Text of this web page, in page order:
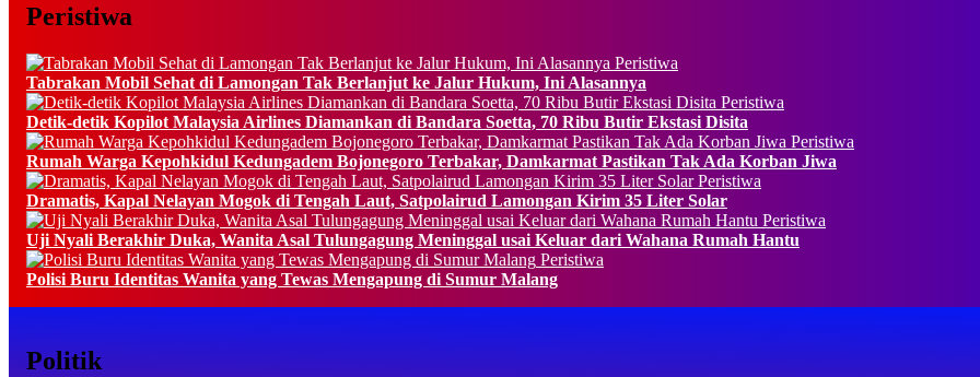
Peristiwa
Peristiwa
Tabrakan Mobil Sehat di Lamongan Tak Berlanjut ke Jalur Hukum, Ini Alasannya
Peristiwa
Detik-detik Kopilot Malaysia Airlines Diamankan di Bandara Soetta, 70 Ribu Butir Ekstasi Disita
Peristiwa
Rumah Warga Kepohkidul Kedungadem Bojonegoro Terbakar, Damkarmat Pastikan Tak Ada Korban Jiwa
Peristiwa
Dramatis, Kapal Nelayan Mogok di Tengah Laut, Satpolairud Lamongan Kirim 35 Liter Solar
Peristiwa
Uji Nyali Berakhir Duka, Wanita Asal Tulungagung Meninggal usai Keluar dari Wahana Rumah Hantu
Peristiwa
Polisi Buru Identitas Wanita yang Tewas Mengapung di Sumur Malang
Politik